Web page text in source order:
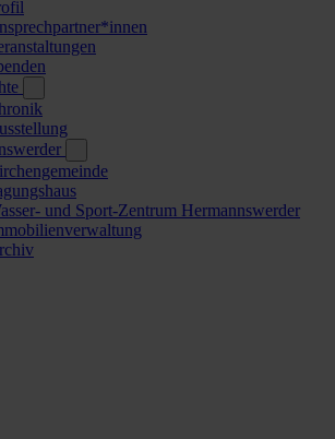
und Sport-Zentrum Hermannswerder